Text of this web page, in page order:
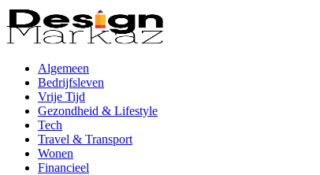
Algemeen
Bedrijfsleven
Vrije Tijd
Gezondheid & Lifestyle
Tech
Travel & Transport
Wonen
Financieel